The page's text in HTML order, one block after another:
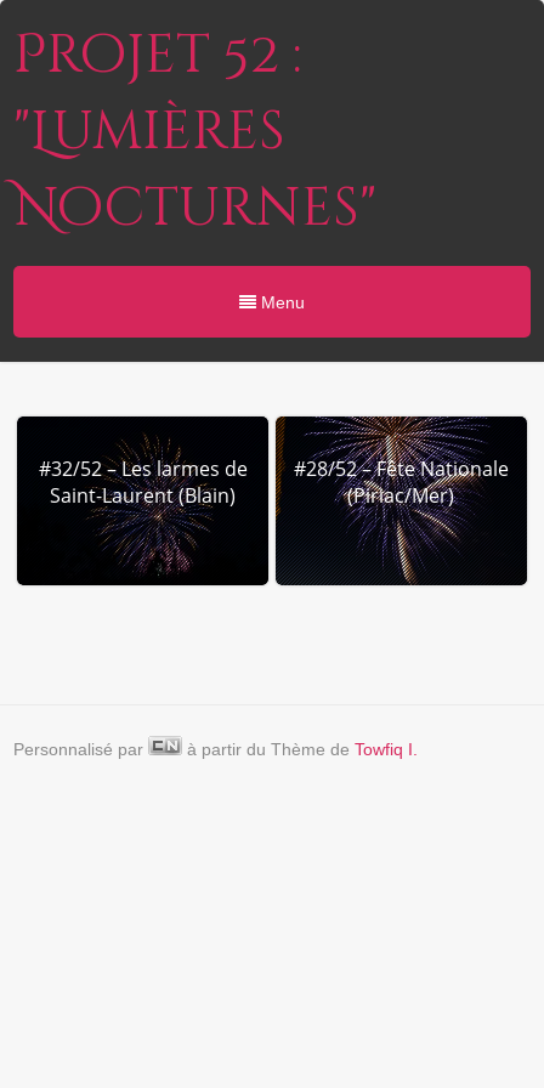
Projet 52 :
"Lumières
Nocturnes"
Menu
#32/52 – Les larmes de
Saint-Laurent (Blain)
#28/52 – Fête Nationale
(Piriac/Mer)
Personnalisé par à partir du Thème deTowfiq I.